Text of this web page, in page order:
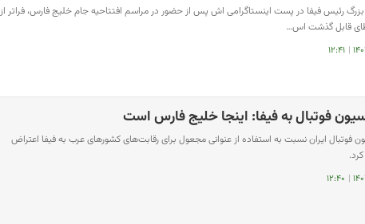
بزرگ رئیس فیفا در پست اینستاگرامی‌‌ اش پس از حضور در مراسم افتتاحیه جام خلیج فارس، فراتر از
قابل گذشت اس…
| ۱۲:۴۱
فوتبال به فیفا: اینجا خلیج فارس است
فوتبال ایران نسبت به استفاده از عنوانی مجعول برای رقابت‌های کشورهای عرب به فیفا اعتراض
| ۱۲:۴۰